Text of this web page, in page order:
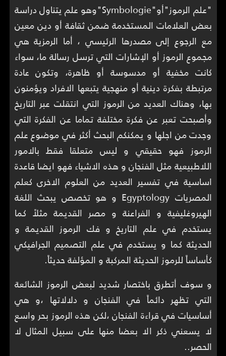
"علم الرموز"أو"Symbologie"وهو علم يتناول دراسة
بعض العلامات المستخدمة ضمن ثقافة أو دين معين
مع الرجوع إلى مصدرها الرئيسي ، أما الرمزية هي
مجموع الرموز أو الإشارات التي ترسل رسالة ما، سواء
كانت مخفية أو مدسوسة أو ظاهرة، وتكون عادة
مرتبطة بفكرة دينية أو منهجية يتبعها الافراد ويؤمنون
بها، وهناك العديد من الرموز التي انتقلت عبر التاريخ
وأصبحت تعبر عن فكرة مختلفة تماما عن الفكرة التي
وجدت من اجلها و يمكنكم البحث أكثر في موضوع علم
الرموز فهو حقيقي و ليس متعلقا فقط بالامور
اللاطبيعية مثل الفنجان و هذه الاشياء فهو ايضا قاعدة
اساسية في تفسير العديد من العلوم الاخرى كعلم
المصريات Egyptology و هو تخصص يبحث اللغة
الهيروغليفية و الفراعنة و مصر القديمة مثلاً كما
يستخدم في علم التاريخ و فك الرموز القديمة و
الحديثة كما و يستخدم في علم التصميم الجرافيكي
كأساساً للرموز الحديثة المركبة و المؤلفة حديثاً.
و سوف أتطرق باختصار شديد لبعض الرموز الشائعة
التي تظهر دائماً في الفنجان و دلالاتها ،و هي
أساسيات في قراءة الفنجان ،لكن هذه الرموز بحر واسع
لا يسعني ذكر الا بعضا منها على سبيل المثال لا
الحصر..